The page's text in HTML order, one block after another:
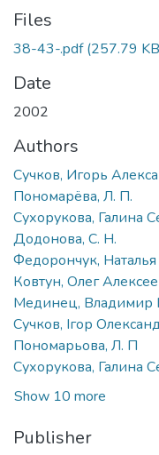
Files
38-43-.pdf(257.79
Date
2002
Authors
Сучков, Игорь
Пономарёва, Л. П.
Сухорукова, Галина
Додонова, С. Н.
Федорончук,
Ковтун, Олег
Мединец, Владимир
Сучков, Ігор
Пономарьова, Л. П
Сухорукова, Галина
Show 10 more
Publisher